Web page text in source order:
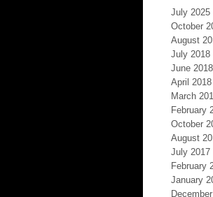
July 2025
October
August
July 2018
June 2018
April 2018
March
February
October
August
July 2017
February
January